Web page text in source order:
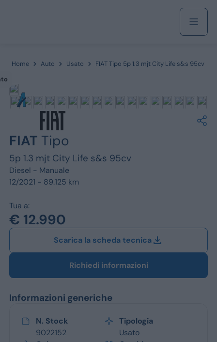
Acquista
Azienda
Alfa Romeo
Dacia
Opel
Home Auto Usato
FIAT Tipo 5p 1.3 mjt City Life s&s 95cv
FIAT Tipo
5p 1.3 mjt City Life s&s 95cv
Diesel - Manuale
12/2021 - 89.125 km
Tua a:
€ 12.990
Scarica la scheda tecnica
Richiedi informazioni
Informazioni generiche
N. Stock
9022152
Tipologia
Usato